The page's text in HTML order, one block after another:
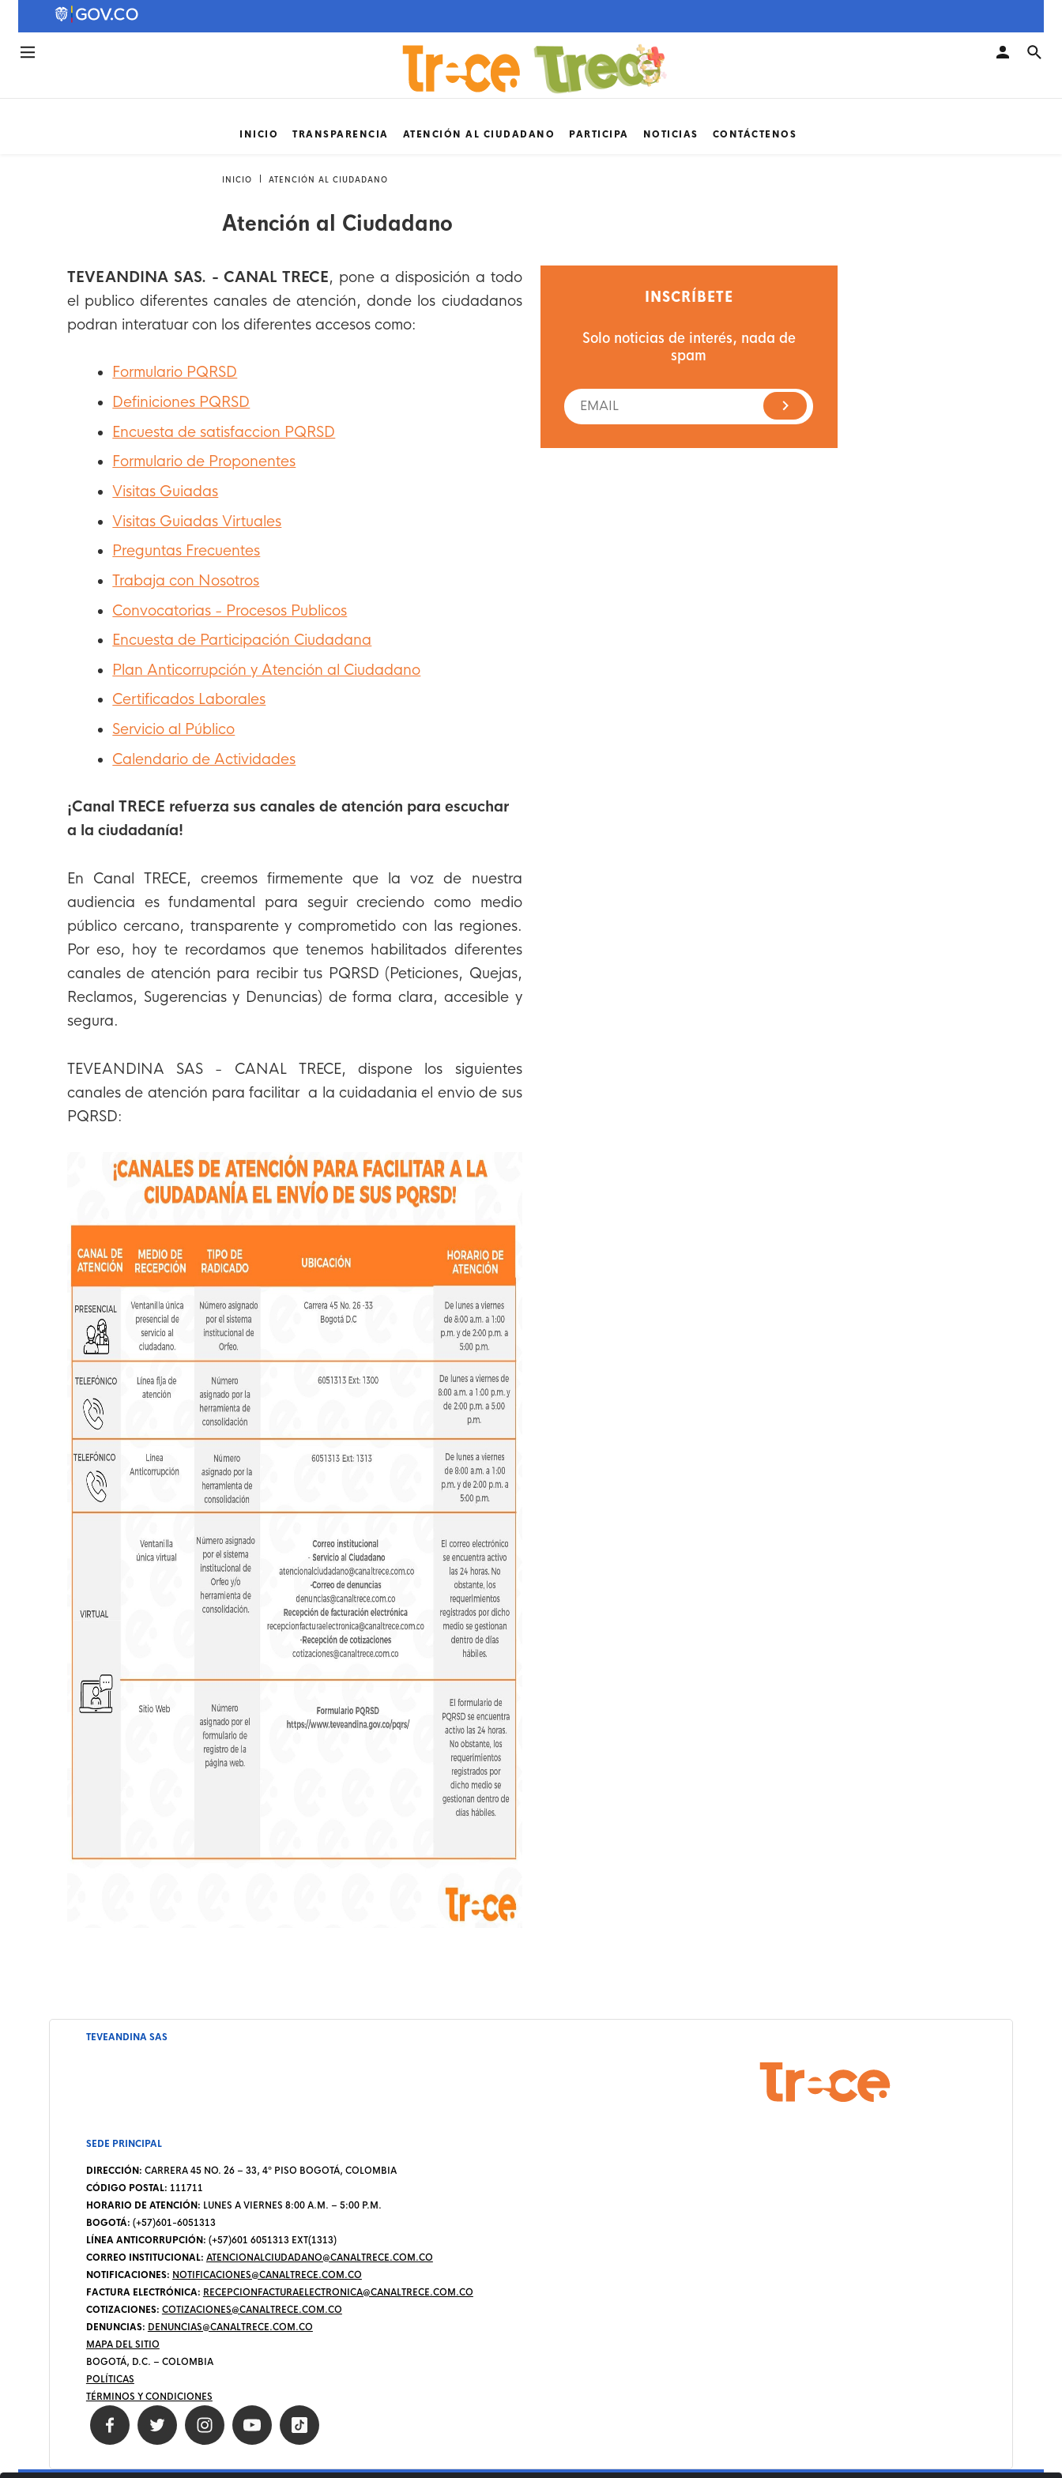
INICIO TRANSPARENCIA ATENCIÓN AL CIUDADANO PARTICIPA NOTICIAS CONTÁCTENOS
INICIO ATENCIÓN AL CIUDADANO
Atención al Ciudadano
TEVEANDINA SAS. - CANAL TRECE, pone a disposición a todo
el publico diferentes canales de atención, donde los ciudadanos
podran interatuar con los diferentes accesos como:
Formulario PQRSD
Definiciones PQRSD
Encuesta de satisfaccion PQRSD
Formulario de Proponentes
Visitas Guiadas
Visitas Guiadas Virtuales
Preguntas Frecuentes
Trabaja con Nosotros
Convocatorias - Procesos Publicos
Encuesta de Participación Ciudadana
Plan Anticorrupción y Atención al Ciudadano
Certificados Laborales
Servicio al Público
Calendario de Actividades
¡Canal TRECE refuerza sus canales de atención para escuchar
a la ciudadanía!
En Canal TRECE, creemos firmemente que la voz de nuestra
audiencia es fundamental para seguir creciendo como medio
público cercano, transparente y comprometido con las regiones.
Por eso, hoy te recordamos que tenemos habilitados diferentes
canales de atención para recibir tus PQRSD (Peticiones, Quejas,
Reclamos, Sugerencias y Denuncias) de forma clara, accesible y
segura.
TEVEANDINA SAS - CANAL TRECE, dispone los siguientes
canales de atención para facilitar a la cuidadania el envio de sus
PQRSD:
INSCRÍBETE
Solo noticias de interés, nada de
spam
TEVEANDINA SAS
SEDE PRINCIPAL
DIRECCIÓN: CARRERA 45 NO. 26 – 33, 4º PISO BOGOTÁ, COLOMBIA
CÓDIGO POSTAL: 111711
HORARIO DE ATENCIÓN: LUNES A VIERNES 8:00 A.M. – 5:00 P.M.
BOGOTÁ: (+57)601-6051313
LÍNEA ANTICORRUPCIÓN: (+57)601 6051313 EXT(1313)
CORREO INSTITUCIONAL: ATENCIONALCIUDADANO@CANALTRECE.COM.CO
NOTIFICACIONES: NOTIFICACIONES@CANALTRECE.COM.CO
FACTURA ELECTRÓNICA: RECEPCIONFACTURAELECTRONICA@CANALTRECE.COM.CO
COTIZACIONES: COTIZACIONES@CANALTRECE.COM.CO
DENUNCIAS: DENUNCIAS@CANALTRECE.COM.CO
MAPA DEL SITIO
BOGOTÁ, D.C. – COLOMBIA
POLÍTICAS
TÉRMINOS Y CONDICIONES